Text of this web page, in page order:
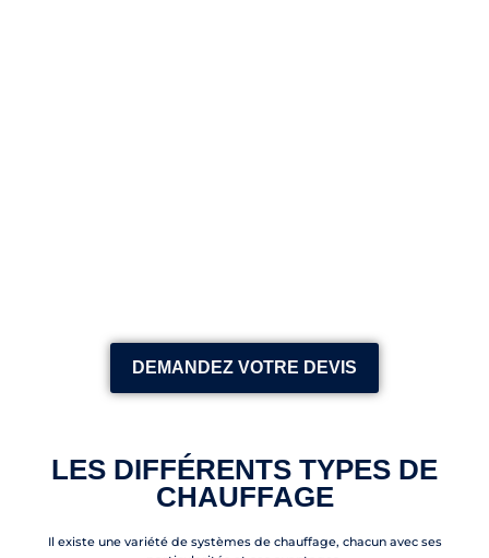
DEMANDEZ VOTRE DEVIS
LES DIFFÉRENTS TYPES DE
CHAUFFAGE
Il existe une variété de systèmes de chauffage, chacun avec ses